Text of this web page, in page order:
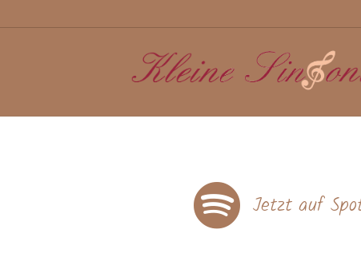
Auf Spotify anhören
Jetzt auf